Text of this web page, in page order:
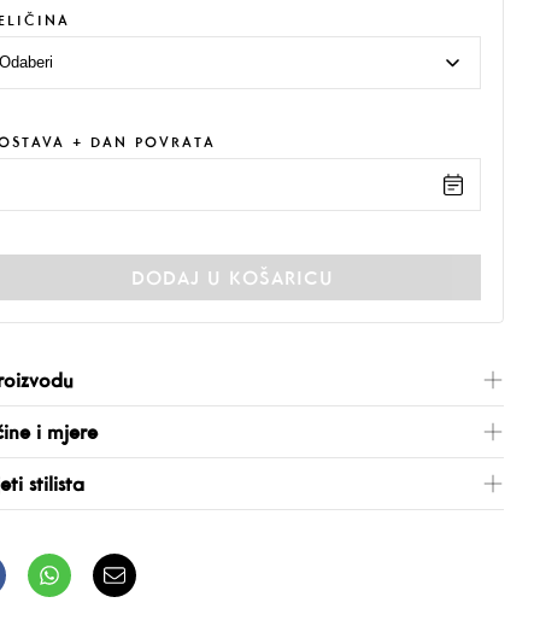
+ DAN POVRATA
DODAJ U KOŠARICU
i mjere
stilista